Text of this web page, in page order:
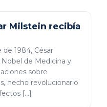
Milstein recibía
1984, César
de Medicina y
sobre
hecho revolucionario
[…]